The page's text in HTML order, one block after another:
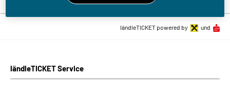
ländleTICKET Service
ländleTICKET powered by und